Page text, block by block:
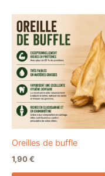
Oreilles de buffle
1,90€